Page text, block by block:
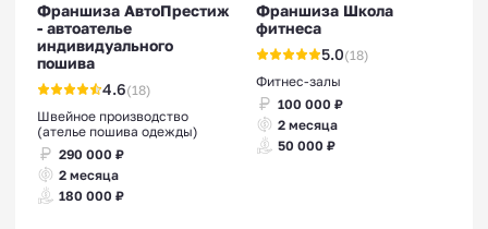
Франшизы для маленького
города
Франшиза АвтоПрестиж
- автоателье
индивидуального
пошива
4.6(18)
Швейное производство
(ателье пошива одежды)
290 000 ₽
2 месяца
180 000 ₽
Франшиза Школа
фитнеса
5.0(18)
Фитнес-залы
100 000 ₽
2 месяца
50 000 ₽